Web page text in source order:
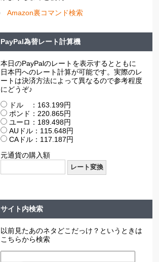
Amazon裏コマンド検索
PayPal為替レート計算機
本日のPayPalのレートを表示するとともに
日本円へのレート計算が可能です。実際のレ
ートは決済方法によって異なるので参考程度
にどうぞ♪
ドル ：163.199円
ポンド：220.865円
ユーロ：189.498円
AUドル：115.648円
CAドル：117.187円
元通貨の購入額
サイト内検索
以前見たあのネタどこだっけ？というときは
こちらから検索